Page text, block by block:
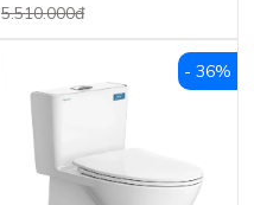
5.510.000đ
- 36%